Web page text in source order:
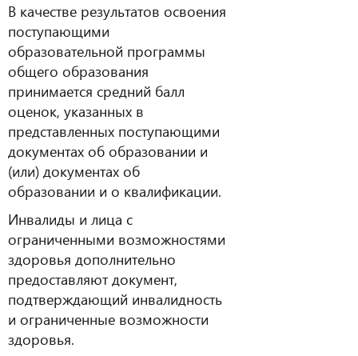
В качестве результатов освоения
поступающими
образовательной программы
общего образования
принимается средний балл
оценок, указанных в
представленных поступающими
документах об образовании и
(или) документах об
образовании и о квалификации.
Инвалиды и лица с
ограниченными возможностями
здоровья дополнительно
предоставляют документ,
подтверждающий инвалидность
и ограниченные возможности
здоровья.